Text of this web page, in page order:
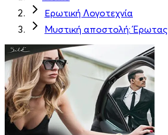
Ερωτική Λογοτεχνία
Μυστική αποστολή: Έρωτας